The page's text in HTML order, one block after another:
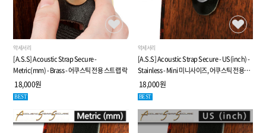
악세서리
[A.S.S] Acoustic Strap Secure -
Metric(mm) - Brass - 어쿠스틱 전용 스트랩 락
18,000원
BEST
악세서리
[A.S.S] Acoustic Strap Secure - US(inch) -
Stainless - Mini 미니사이즈, 어쿠스틱 전용
스트랩 락
18,000원
BEST
고객센터
02-3471-8556
평일 : 10:00~19:00 (점심 : 12:30~01:30)
전화문의 전 FAQ확인
입금계좌안내
386-910031-65704
은행명 : 하나은행
각 사업부별 직통전화
악기 셋팅, 수리 문의
070-4027-3579